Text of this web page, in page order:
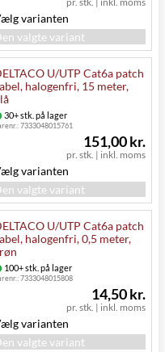
varianten
valgte variant
U/UTP Cat6a patch
halogenfri, 15 meter,
30+ stk. på lager
7333048015761
pr. stk. | inkl. moms
151,00 kr.
varianten
valgte variant
U/UTP Cat6a patch
halogenfri, 0,5 meter,
100+ stk. på lager
7333048015808
pr. stk. | inkl. moms
14,50 kr.
varianten
valgte variant